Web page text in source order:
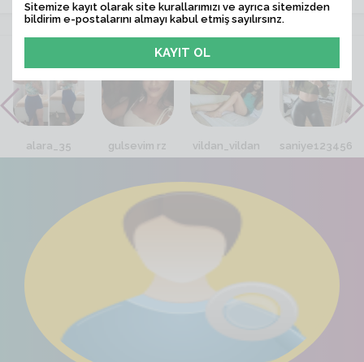
VİTRİN
alara_35 gulsevim rz vildan_vildan saniye123456
Sitemize kayıt olarak site kurallarımızı ve ayrıca sitemizden
bildirim e-postalarını almayı kabul etmiş sayılırsınz.